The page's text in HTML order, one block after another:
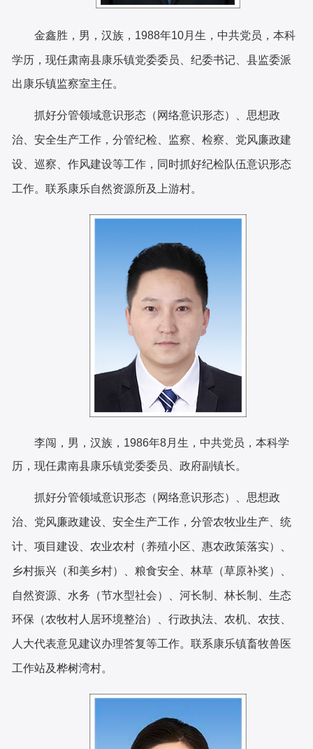
金鑫胜，男，汉族， 1988年10月生，中共党员，本科
学历，现任肃南县康乐镇党委委员、纪委书记、县监委派
出康乐镇监察室主任。
抓好分管领域意识形态（网络意识形态）、思想政
治、安全生产工作，分管纪检、监察、检察、党风廉政建
设、巡察、作风建设等工作，同时抓好纪检队伍意识形态
工作。联系康乐自然资源所及 上游村。
李闯，男，汉族，1986年8月生，中共党员，本科学
历，现任肃南县康乐镇党委委员、政府副镇长。
抓好分管领域意识形态（网络意识形态）、思想政
治、党风廉政建设、安全生产工作，分管农牧业生产、统
计、项目建设、农业农村（养殖小区、惠农政策落实）、
乡村振兴（和美乡村）、粮食安全、林草（草原补奖）、
自然资源、水务（节水型社会）、河长制、林长制、生态
环保（农牧村人居环境整治）、行政执法、农机、农技、
人大代表意见建议办理答复等工作。联系康乐镇畜牧兽医
工作站及桦树湾村。